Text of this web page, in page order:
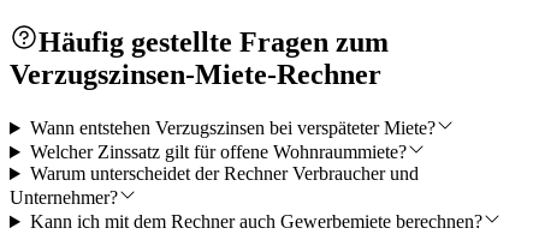
Häufig gestellte Fragen zum
Verzugszinsen-Miete-Rechner
Wann entstehen Verzugszinsen bei verspäteter Miete?
Welcher Zinssatz gilt für offene Wohnraummiete?
Warum unterscheidet der Rechner Verbraucher und
Unternehmer?
Kann ich mit dem Rechner auch Gewerbemiete berechnen?